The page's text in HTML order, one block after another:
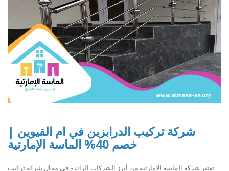
شركة تركيب الدرابزين في ام القيوين |
خصم 40% الماسة الإمارتية
تعتبر شركة الماسة الإمارتية من أبرز الشركات الرائدة في مجال شركة تركيب